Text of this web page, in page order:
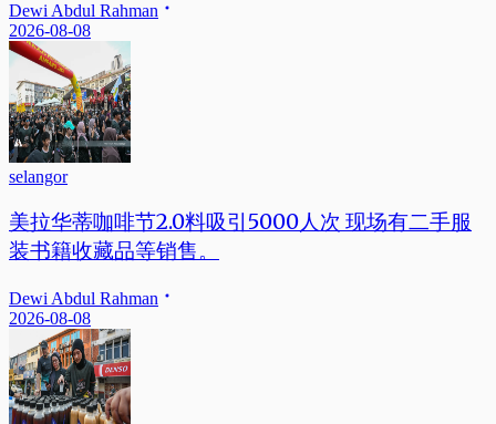
Dewi Abdul Rahman
2026-08-08
selangor
美拉华蒂咖啡节2.0料吸引5000人次 现场有二手服
装书籍收藏品等销售。
Dewi Abdul Rahman
2026-08-08